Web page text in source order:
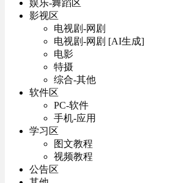
娱乐-舞蹈区
影视区
电视剧-网剧
电视剧-网剧 [AI生成]
电影
特摄
综合-其他
软件区
PC-软件
手机-应用
学习区
图文教程
视频教程
公告区